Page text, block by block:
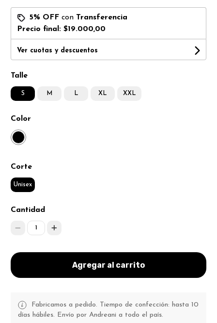
5% OFF con Transferencia
Precio final:$19.000,00
Ver cuotas y descuentos
Talle
S M L XL XXL
Color
Corte
Unisex
Cantidad
1
Agregar al carrito
Fabricamos a pedido. Tiempo de confección: hasta 10
días hábiles. Envío por Andreani a todo el país.